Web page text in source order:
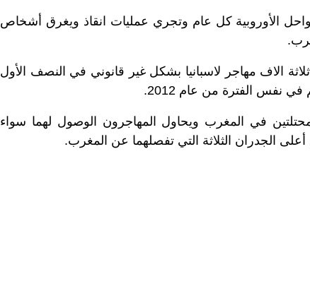
الأوروبية كل عام وتجري عمليات انقاذ ويغرق أشخاص
الاف مهاجر لاسبانيا بشكل غير قانوني في النصف الأول
في المغرب ويحاول المهاجرون الوصول لهما سواء
الجدران الثلاثة التي تفصلهما عن المغرب.